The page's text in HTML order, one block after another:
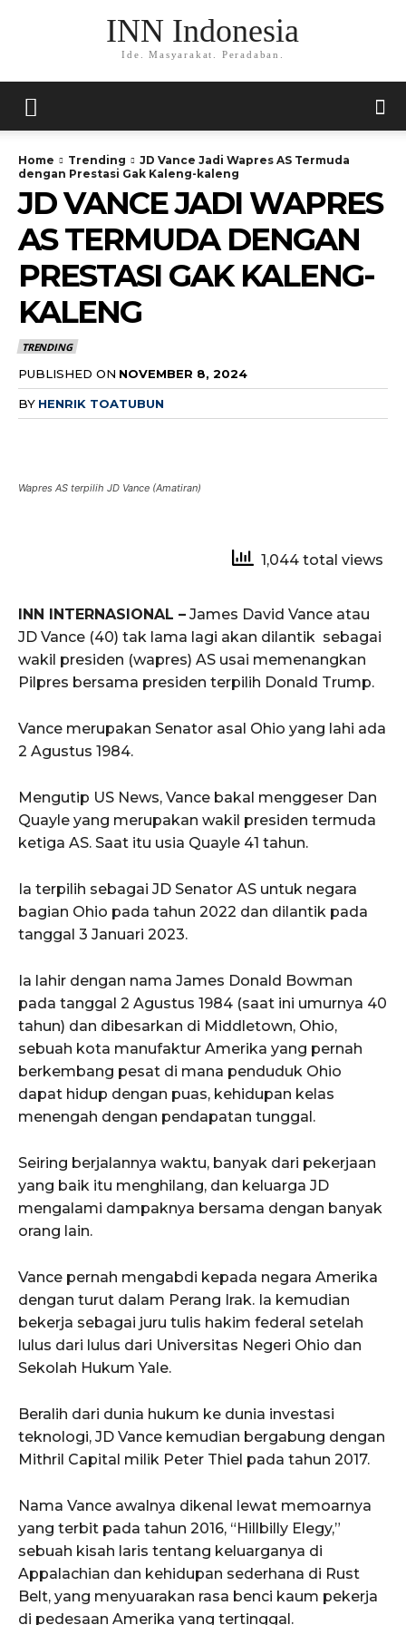
INN Indonesia
Ide. Masyarakat. Peradaban.
Home Trending
JD Vance Jadi Wapres AS Termuda
dengan Prestasi Gak Kaleng-kaleng
JD VANCE JADI WAPRES
AS TERMUDA DENGAN
PRESTASI GAK KALENG-
KALENG
TRENDING
PUBLISHED ON NOVEMBER 8, 2024
BY HENRIK TOATUBUN
Wapres AS terpilih JD Vance (Amatiran)
1,044 total views
INN INTERNASIONAL – James David Vance atau
JD Vance (40) tak lama lagi akan dilantik sebagai
wakil presiden (wapres) AS usai memenangkan
Pilpres bersama presiden terpilih Donald Trump.
Vance merupakan Senator asal Ohio yang lahi ada
2 Agustus 1984.
Mengutip US News, Vance bakal menggeser Dan
Quayle yang merupakan wakil presiden termuda
ketiga AS. Saat itu usia Quayle 41 tahun.
Ia terpilih sebagai JD Senator AS untuk negara
bagian Ohio pada tahun 2022 dan dilantik pada
tanggal 3 Januari 2023.
Ia lahir dengan nama James Donald Bowman
pada tanggal 2 Agustus 1984 (saat ini umurnya 40
tahun) dan dibesarkan di Middletown, Ohio,
sebuah kota manufaktur Amerika yang pernah
berkembang pesat di mana penduduk Ohio
dapat hidup dengan puas, kehidupan kelas
menengah dengan pendapatan tunggal.
Seiring berjalannya waktu, banyak dari pekerjaan
yang baik itu menghilang, dan keluarga JD
mengalami dampaknya bersama dengan banyak
orang lain.
Vance pernah mengabdi kepada negara Amerika
dengan turut dalam Perang Irak. Ia kemudian
bekerja sebagai juru tulis hakim federal setelah
lulus dari lulus dari Universitas Negeri Ohio dan
Sekolah Hukum Yale.
Beralih dari dunia hukum ke dunia investasi
teknologi, JD Vance kemudian bergabung dengan
Mithril Capital milik Peter Thiel pada tahun 2017.
Nama Vance awalnya dikenal lewat memoarnya
yang terbit pada tahun 2016, “Hillbilly Elegy,”
sebuah kisah laris tentang keluarganya di
Appalachian dan kehidupan sederhana di Rust
Belt, yang menyuarakan rasa benci kaum pekerja
di pedesaan Amerika yang tertinggal.